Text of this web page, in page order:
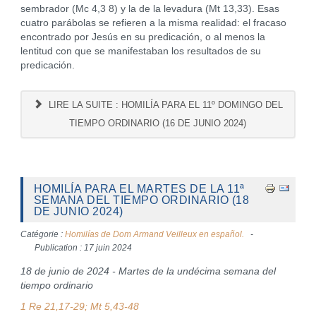
sembrador (Mc 4,3 8) y la de la levadura (Mt 13,33). Esas
cuatro parábolas se refieren a la misma realidad: el fracaso
encontrado por Jesús en su predicación, o al menos la
lentitud con que se manifestaban los resultados de su
predicación.
LIRE LA SUITE : HOMILÍA PARA EL 11º DOMINGO DEL
TIEMPO ORDINARIO (16 DE JUNIO 2024)
HOMILÍA PARA EL MARTES DE LA 11ª
SEMANA DEL TIEMPO ORDINARIO (18
DE JUNIO 2024)
Catégorie : Homilías de Dom Armand Veilleux en español.
Publication : 17 juin 2024
18 de junio de 2024 - Martes de la undécima semana del
tiempo ordinario
1 Re 21,17-29; Mt 5,43-48